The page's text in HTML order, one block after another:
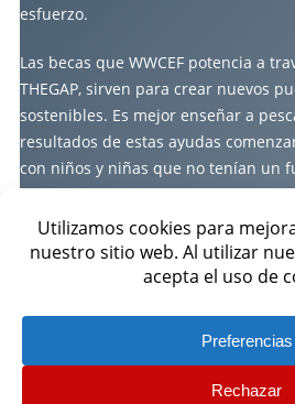
esfuerzo.
Las becas que WWCEF potencia a
THEGAP, sirven para crear nuevos
sostenibles. Es mejor enseñar a
resultados de estas ayudas
con niños y niñas que no tenían un
través de su esfuerzo y nuestra
un futuro prometedor. Debemos
también acompañarles en el, y que
ejemplo de que naturaleza y ser